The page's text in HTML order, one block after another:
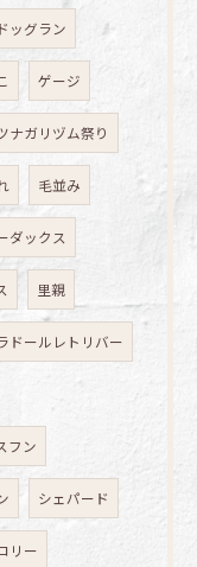
ドッグラン
ゲージ
ナガリヅム祭り
毛並み
ダックス
里親
ドールレトリバー
フン
シェパード
リー